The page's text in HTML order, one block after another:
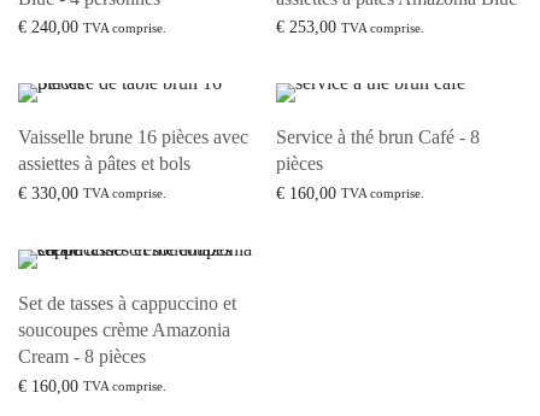
€ 240,00 TVA comprise. € 253,00 TVA comprise.
Vaisselle brune 16 pièces avec
assiettes à pâtes et bols
€ 330,00 TVA comprise.
Service à thé brun Café - 8
pièces
€ 160,00 TVA comprise.
Set de tasses à cappuccino et
soucoupes crème Amazonia
Cream - 8 pièces
€ 160,00 TVA comprise.